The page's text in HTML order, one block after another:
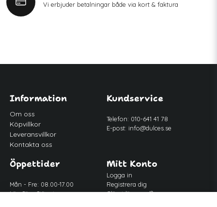
Vi erbjuder betalningar både via kort & faktura
Information
Om oss
Köpvillkor
Leveransvillkor
Kontakta oss
Kundservice
Telefon: 010-641 41 78
E-post: info@dulces.se
Öppettider
Mån - Fre: 08.00-17.00
Lör-Sön: Stängt
Mitt Konto
Logga in
Registrera dig
Glömt lösenord?